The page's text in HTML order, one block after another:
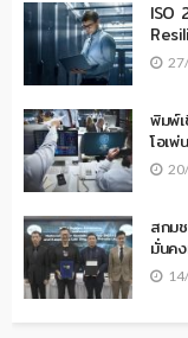
ISO
พิมพ์
โอเพ่
สกม
มั่นค